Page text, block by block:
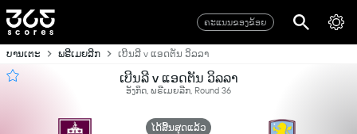
ຄະແນນຂອງຂ້ອຍ
ບານເຕະ ພຣີເມຍລີກ ເບີນລີ v ແອດຕັນ ວິລລາ
ເບີນລີ v ແອດຕັນ ວິລລາ
ອັງກິດ, ພຣີເມຍລີກ, Round 36
ໄດ້ສິ້ນສຸດແລ້ວ